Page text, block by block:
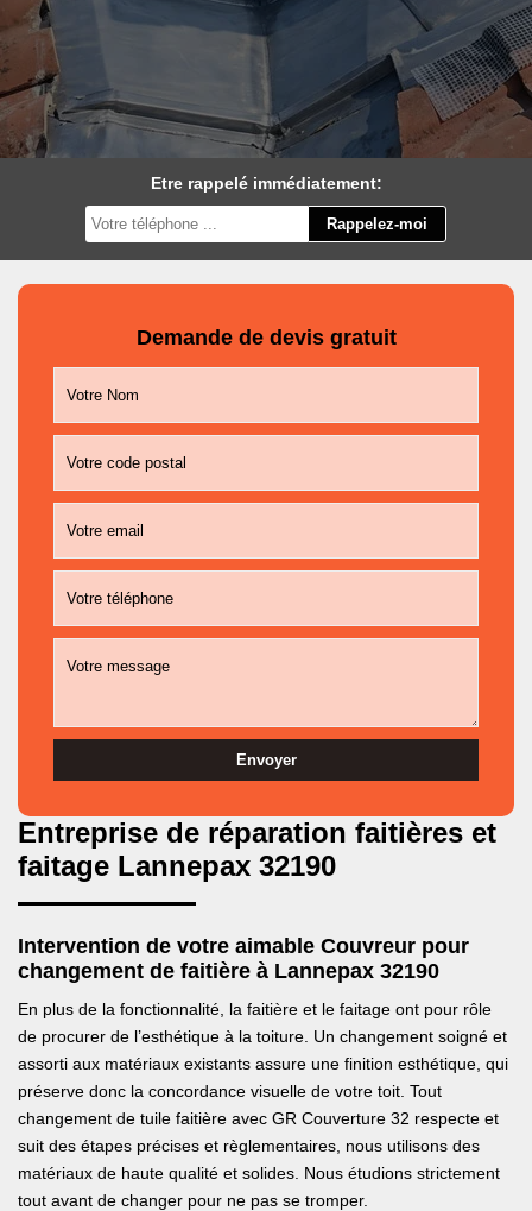
Etre rappelé immédiatement:
Entreprise de réparation faitières et
faitage Lannepax 32190
Intervention de votre aimable Couvreur pour
changement de faitière à Lannepax 32190
En plus de la fonctionnalité, la faitière et le faitage ont pour rôle
de procurer de l’esthétique à la toiture. Un changement soigné et
assorti aux matériaux existants assure une finition esthétique, qui
préserve donc la concordance visuelle de votre toit. Tout
changement de tuile faitière avec GR Couverture 32 respecte et
suit des étapes précises et règlementaires, nous utilisons des
matériaux de haute qualité et solides. Nous étudions strictement
tout avant de changer pour ne pas se tromper.
Demande de devis gratuit